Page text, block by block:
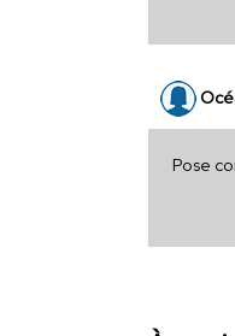
Pose